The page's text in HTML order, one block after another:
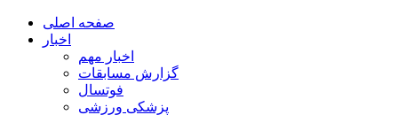
صفحه اصلی
اخبار
اخبار مهم
گزارش مسابقات
فوتسال
پزشکی ورزشی